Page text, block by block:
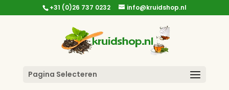
+31 (0)26 737 0232 info@kruidshop.nl
Pagina Selecteren